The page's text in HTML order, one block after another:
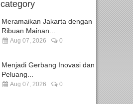
Meramaikan Jakarta dengan
Ribuan Mainan...
Aug 07, 2026 0
Menjadi Gerbang Inovasi dan
Peluang...
Aug 07, 2026 0